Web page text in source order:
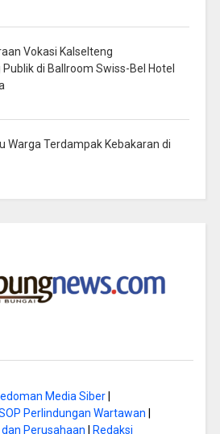
Vokasi Kalselteng
di Ballroom Swiss-Bel Hotel
Warga Terdampak Kebakaran di
Media Siber|
Perlindungan Wartawan
dan Perusahaan
Redaksi